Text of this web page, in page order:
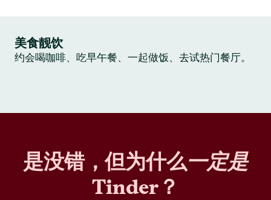
美食靓饮
约会喝咖啡、吃早午餐、一起做饭、去试热门餐厅。
是没错，但为什么一定是
Tinder？